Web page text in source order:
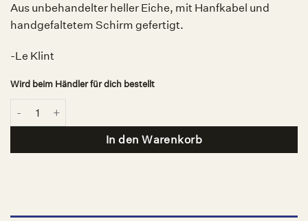
Aus unbehandelter heller Eiche, mit Hanfkabel und
handgefaltetem Schirm gefertigt.
-Le Klint
Wird beim Händler für dich bestellt
In den Warenkorb